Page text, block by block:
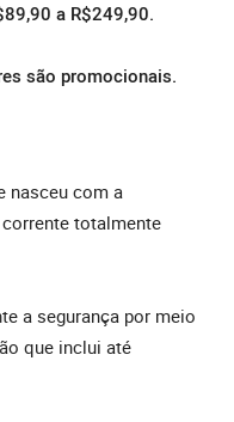
a R$249,90.
são promocionais.
nasceu com a
totalmente
a segurança por meio
que inclui até